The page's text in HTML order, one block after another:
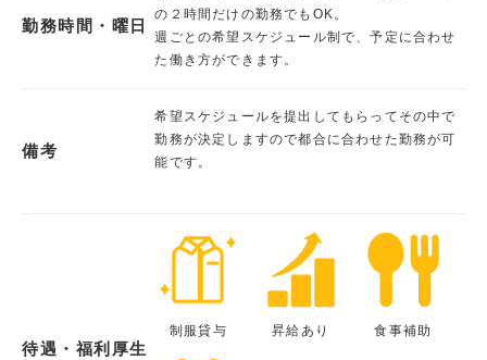
勤務時間・曜日
の２時間だけの勤務でもOK。
週ごとの希望スケジュール制で、予定に合わせ
た働き方ができます。
備考
希望スケジュールを提出してもらってその中で
勤務が決定しますので都合に合わせた勤務が可
能です。
待遇・福利厚生
制服貸与 昇給あり 食事補助